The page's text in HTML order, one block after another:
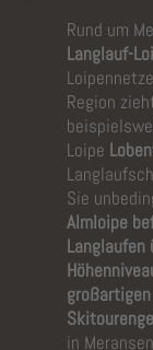
Rund um
Langlauf-
Region
Loipe
Sie
Almloipe
Langlaufen
in